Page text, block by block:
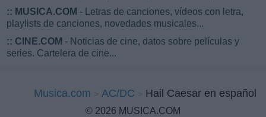
:: MUSICA.COM - Letras de canciones, vídeos con letra,
playlists de canciones, novedades musicales...
:: CINE.COM - Noticias de cine, datos sobre películas y
series. Cartelera de cine...
Musica.com AC/DC Hail Caesar en español
© 2026 MUSICA.COM